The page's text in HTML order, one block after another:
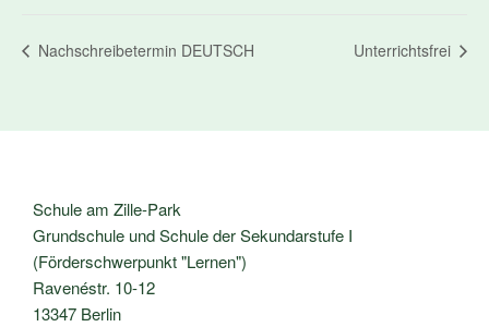
Nachschreibetermin DEUTSCH Unterrichtsfrei
Schule am Zille-Park
Grundschule und Schule der Sekundarstufe I
(Förderschwerpunkt "Lernen")
Ravenéstr. 10-12
13347 Berlin